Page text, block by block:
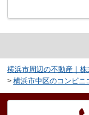
横浜市周辺の不動産｜
> 横浜市中区のコンビニ